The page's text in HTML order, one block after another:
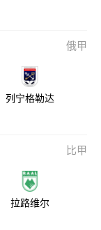
俄甲
列宁格勒达
比甲
拉路维尔